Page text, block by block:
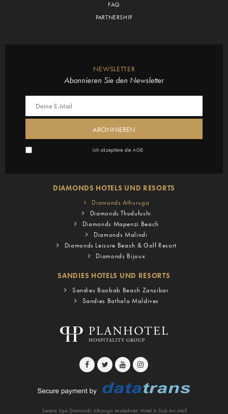
FAQ
PARTNERSHIP
NEWSLETTER
Abonnieren Sie den Newsletter
Ich akzeptiere die AGB
DIAMONDS HOTELS UND RESORTS
Diamonds Athuruga
Diamonds Thudufushi
Diamonds Mapenzi Beach
Diamonds Malindi
Diamonds Leisure Beach & Golf Resort
Diamonds Bijoux
SANDIES HOTELS UND RESORTS
Sandies Baobab Beach Zanzibar
Sandies Bathala Maldives
Serena Spa Diamonds Athuruga Malediven Hotel in Süd-Ari-Atoll